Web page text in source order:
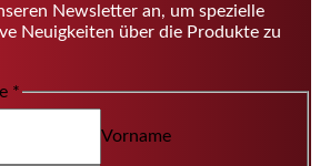
Newsletter an, um spezielle
Neuigkeiten über die Produkte zu
*
Vorname